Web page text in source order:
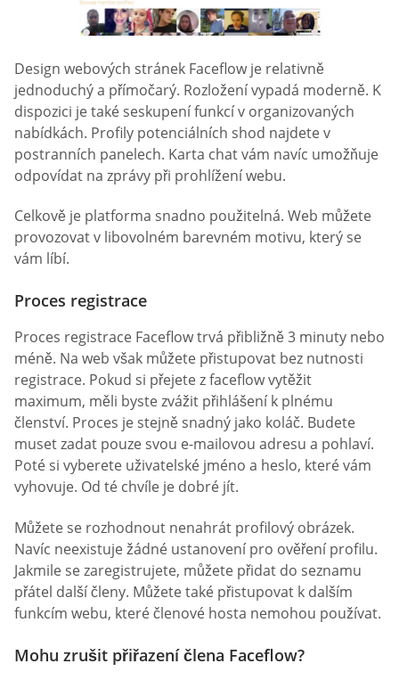
Design webových stránek Faceflow je relativně
jednoduchý a přímočarý. Rozložení vypadá moderně. K
dispozici je také seskupení funkcí v organizovaných
nabídkách. Profily potenciálních shod najdete v
postranních panelech. Karta chat vám navíc umožňuje
odpovídat na zprávy při prohlížení webu.
Celkově je platforma snadno použitelná. Web můžete
provozovat v libovolném barevném motivu, který se
vám líbí.
Proces registrace
Proces registrace Faceflow trvá přibližně 3 minuty nebo
méně. Na web však můžete přistupovat bez nutnosti
registrace. Pokud si přejete z faceflow vytěžit
maximum, měli byste zvážit přihlášení k plnému
členství. Proces je stejně snadný jako koláč. Budete
muset zadat pouze svou e-mailovou adresu a pohlaví.
Poté si vyberete uživatelské jméno a heslo, které vám
vyhovuje. Od té chvíle je dobré jít.
Můžete se rozhodnout nenahrát profilový obrázek.
Navíc neexistuje žádné ustanovení pro ověření profilu.
Jakmile se zaregistrujete, můžete přidat do seznamu
přátel další členy. Můžete také přistupovat k dalším
funkcím webu, které členové hosta nemohou používat.
Mohu zrušit přiřazení člena Faceflow?